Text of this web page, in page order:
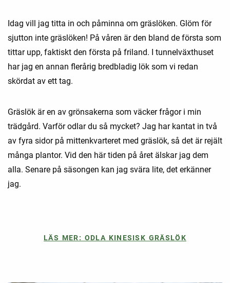
Idag vill jag titta in och påminna om gräslöken. Glöm för
sjutton inte gräslöken! På våren är den bland de första som
tittar upp, faktiskt den första på friland. I tunnelväxthuset
har jag en annan flerårig bredbladig lök som vi redan
skördat av ett tag.
Gräslök är en av grönsakerna som väcker frågor i min
trädgård. Varför odlar du så mycket? Jag har kantat in två
av fyra sidor på mittenkvarteret med gräslök, så det är rejält
många plantor. Vid den här tiden på året älskar jag dem
alla. Senare på säsongen kan jag svära lite, det erkänner
jag.
LÄS MER: ODLA KINESISK GRÄSLÖK